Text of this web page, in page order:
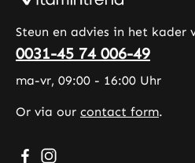
Steun en advies in het kader
0031-45 74 006-49
ma-vr, 09:00 - 16:00 Uhr
Or via our contact form.
Visit us on Facebook –
Check us out on